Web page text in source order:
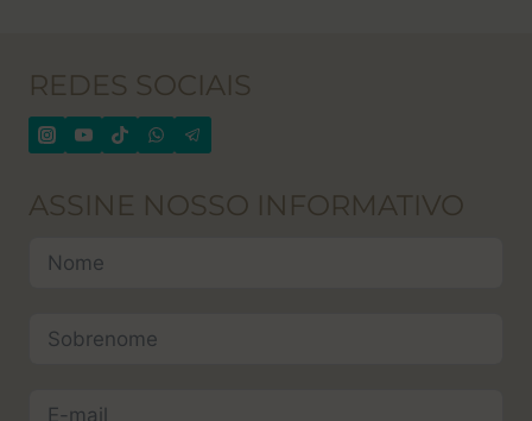
REDES SOCIAIS
ASSINE NOSSO INFORMATIVO